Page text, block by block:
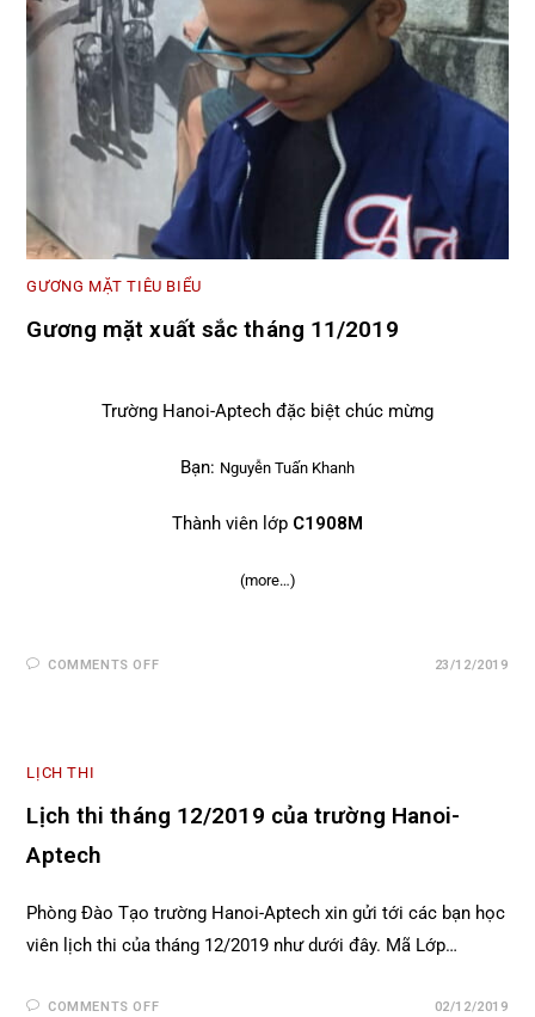
GƯƠNG MẶT TIÊU BIỂU
Gương mặt xuất sắc tháng 11/2019
Trường Hanoi-Aptech đặc biệt chúc mừng
Bạn: Nguyễn Tuấn Khanh
Thành viên lớp C1908M
(more…)
COMMENTS OFF 23/12/2019
LỊCH THI
Lịch thi tháng 12/2019 của trường Hanoi-
Aptech
Phòng Đào Tạo trường Hanoi-Aptech xin gửi tới các bạn học
viên lịch thi của tháng 12/2019 như dưới đây. Mã Lớp…
COMMENTS OFF 02/12/2019